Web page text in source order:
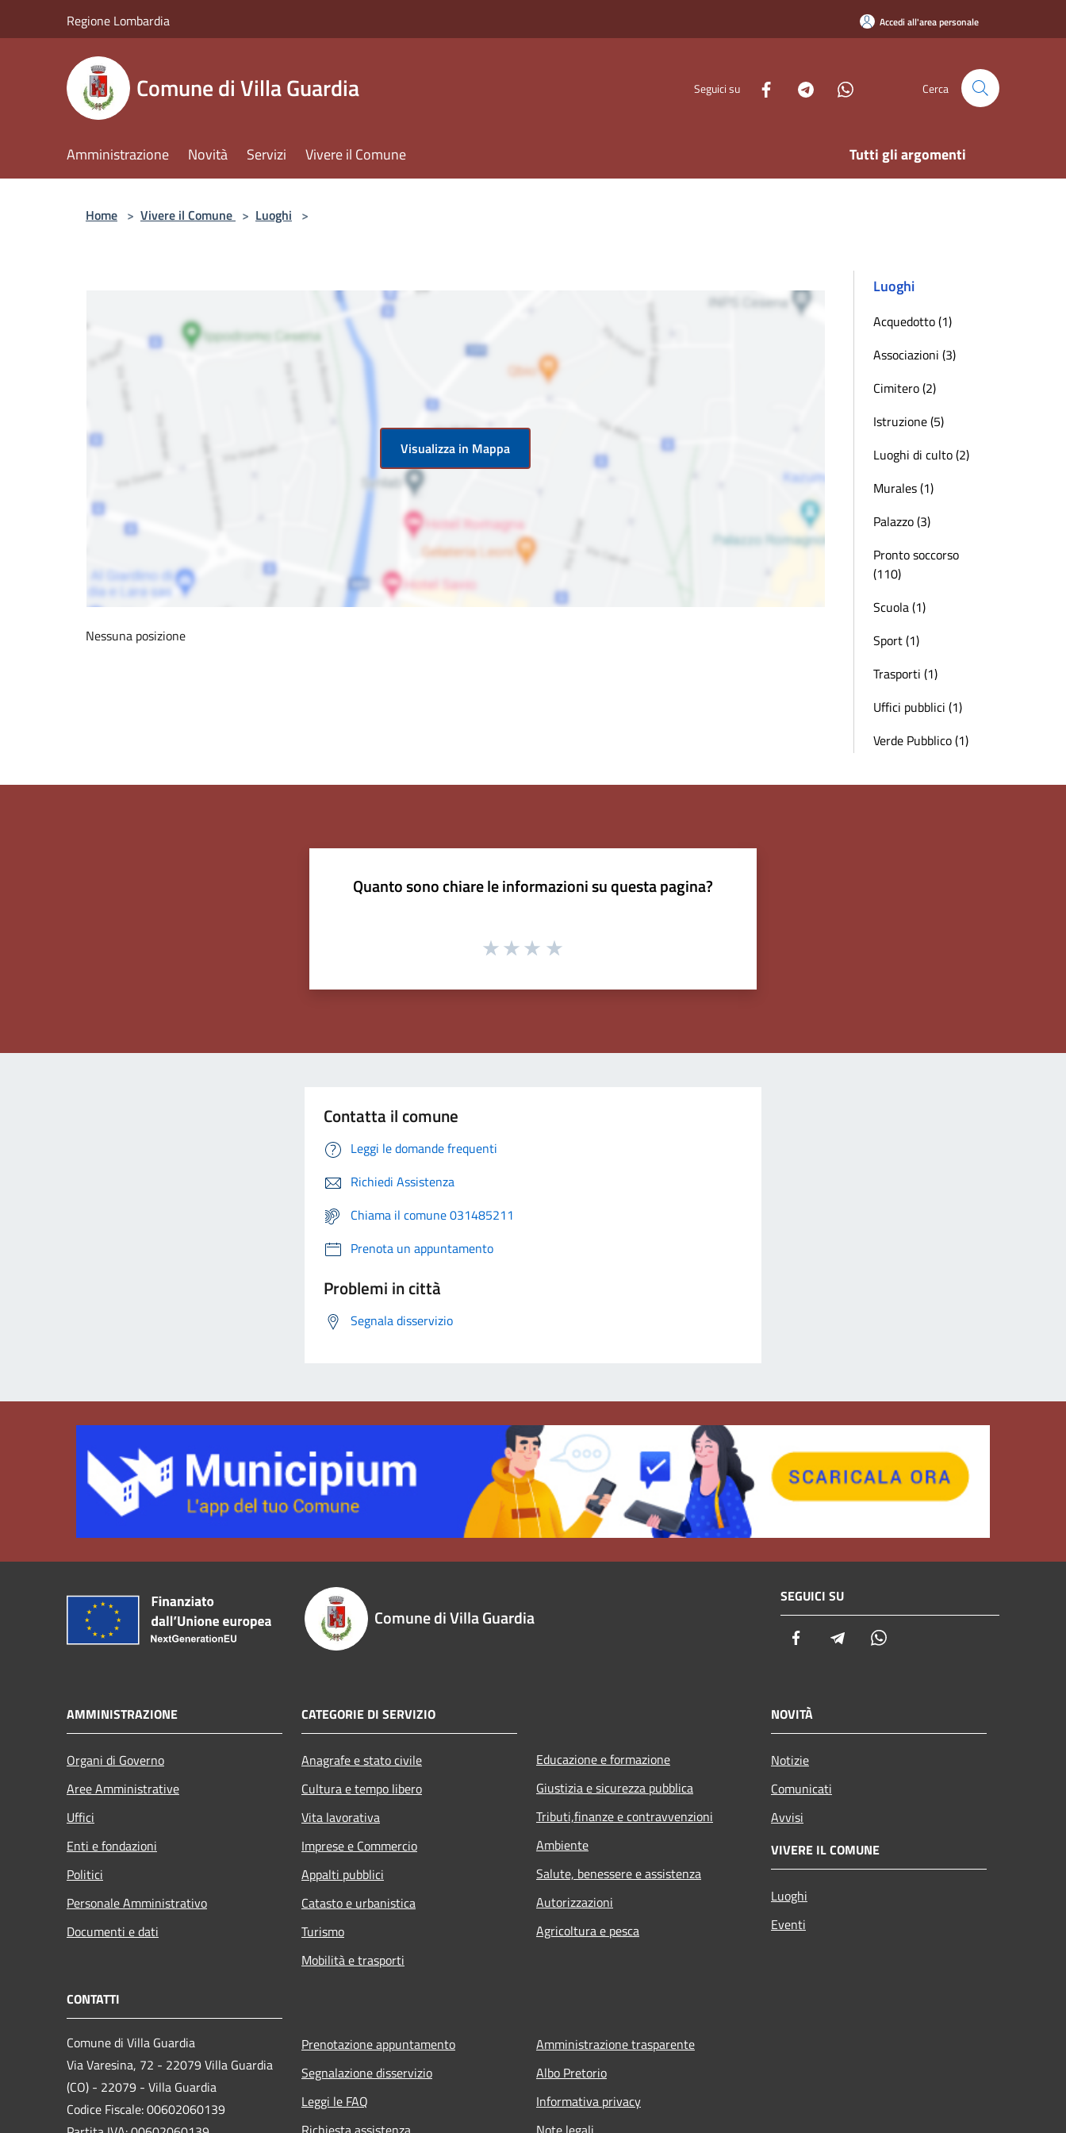
Regione Lombardia Accedi all'area personale
Comune di Villa Guardia Seguici su Cerca
Amministrazione Novità Servizi Vivere il Comune Tutti gli argomenti
Home > Vivere il Comune > Luoghi >
Visualizza in Mappa
Nessuna posizione
Luoghi
Acquedotto (1)
Associazioni (3)
Cimitero (2)
Istruzione (5)
Luoghi di culto (2)
Murales (1)
Palazzo (3)
Pronto soccorso
(110)
Scuola (1)
Sport (1)
Trasporti (1)
Uffici pubblici (1)
Verde Pubblico (1)
Quanto sono chiare le informazioni su questa pagina?
Contatta il comune
Leggi le domande frequenti
Richiedi Assistenza
Chiama il comune 031485211
Prenota un appuntamento
Problemi in città
Segnala disservizio
Comune di Villa Guardia
SEGUICI SU
Facebook Telegram
AMMINISTRAZIONE
Organi di Governo
Aree Amministrative
Uffici
Enti e fondazioni
Politici
Personale Amministrativo
Documenti e dati
CATEGORIE DI SERVIZIO
Anagrafe e stato civile
Cultura e tempo libero
Vita lavorativa
Imprese e Commercio
Appalti pubblici
Catasto e urbanistica
Turismo
Mobilità e trasporti
Educazione e formazione
Giustizia e sicurezza pubblica
Tributi,finanze e contravvenzioni
Ambiente
Salute, benessere e assistenza
Autorizzazioni
Agricoltura e pesca
NOVITÀ
Notizie
Comunicati
Avvisi
VIVERE IL COMUNE
Luoghi
Eventi
CONTATTI
Comune di Villa Guardia
Via Varesina, 72 - 22079 Villa Guardia
(CO) - 22079 - Villa Guardia
Codice Fiscale: 00602060139
Prenotazione appuntamento
Segnalazione disservizio
Leggi le FAQ
Amministrazione trasparente
Albo Pretorio
Informativa privacy